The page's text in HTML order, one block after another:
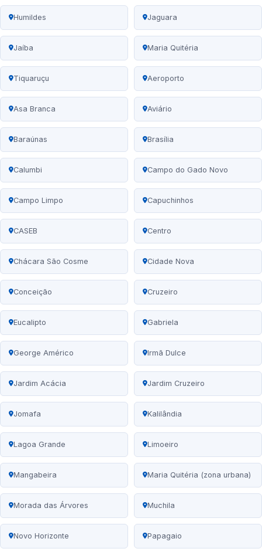
Humildes Jaguara
Jaíba Maria Quitéria
Tiquaruçu Aeroporto
Asa Branca Aviário
Baraúnas Brasília
Calumbi Campo do Gado Novo
Campo Limpo Capuchinhos
CASEB Centro
Chácara São Cosme Cidade Nova
Conceição Cruzeiro
Eucalipto Gabriela
George Américo Irmã Dulce
Jardim Acácia Jardim Cruzeiro
Jomafa Kalilândia
Lagoa Grande Limoeiro
Mangabeira Maria Quitéria (zona urbana)
Morada das Árvores Muchila
Novo Horizonte Papagaio